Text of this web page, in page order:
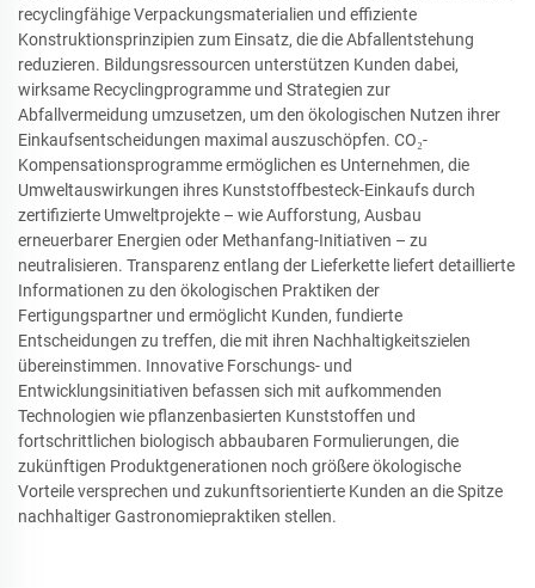
recyclingfähige Verpackungsmaterialien und effiziente
Konstruktionsprinzipien zum Einsatz, die die Abfallentstehung
reduzieren. Bildungsressourcen unterstützen Kunden dabei,
wirksame Recyclingprogramme und Strategien zur
Abfallvermeidung umzusetzen, um den ökologischen Nutzen ihrer
Einkaufsentscheidungen maximal auszuschöpfen. CO₂-
Kompensationsprogramme ermöglichen es Unternehmen, die
Umweltauswirkungen ihres Kunststoffbesteck-Einkaufs durch
zertifizierte Umweltprojekte – wie Aufforstung, Ausbau
erneuerbarer Energien oder Methanfang-Initiativen – zu
neutralisieren. Transparenz entlang der Lieferkette liefert detaillierte
Informationen zu den ökologischen Praktiken der
Fertigungspartner und ermöglicht Kunden, fundierte
Entscheidungen zu treffen, die mit ihren Nachhaltigkeitszielen
übereinstimmen. Innovative Forschungs- und
Entwicklungsinitiativen befassen sich mit aufkommenden
Technologien wie pflanzenbasierten Kunststoffen und
fortschrittlichen biologisch abbaubaren Formulierungen, die
zukünftigen Produktgenerationen noch größere ökologische
Vorteile versprechen und zukunftsorientierte Kunden an die Spitze
nachhaltiger Gastronomiepraktiken stellen.